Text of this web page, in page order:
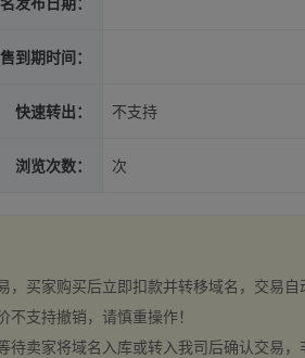
到期时间：
快速转出： 不支持
浏览次数： 次
，买家购买后立即扣款并转移域名，交易
不支持撤销，请慎重操作！
待卖家将域名入库或转入我司后确认交易